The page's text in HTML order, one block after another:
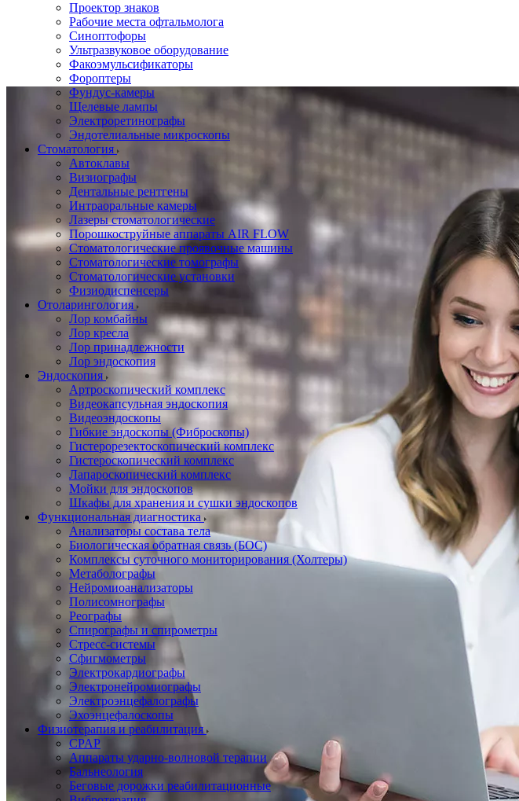
Проектор знаков
Рабочие места офтальмолога
Синоптофоры
Ультразвуковое оборудование
Факоэмульсификаторы
Фороптеры
Фундус-камеры
Щелевые лампы
Электроретинографы
Эндотелиальные микроскопы
Стоматология
Автоклавы
Визиографы
Дентальные рентгены
Интраоральные камеры
Лазеры стоматологические
Порошкоструйные аппараты AIR FLOW
Стоматологические проявочные машины
Стоматологические томографы
Стоматологические установки
Физиодиспенсеры
Отоларингология
Лор комбайны
Лор кресла
Лор принадлежности
Лор эндоскопия
Эндоскопия
Артроскопический комплекс
Видеокапсульная эндоскопия
Видеоэндоскопы
Гибкие эндоскопы (Фиброcкопы)
Гистерорезектоскопический комплекс
Гистероскопический комплекс
Лапароскопический комплекс
Мойки для эндоскопов
Шкафы для хранения и сушки эндоскопов
Функциональная диагностика
Анализаторы состава тела
Биологическая обратная связь (БОС)
Комплексы суточного мониторирования (Холтеры)
Метаболографы
Нейромиоанализаторы
Полисомнографы
Реографы
Спирографы и спирометры
Стресс-системы
Сфигмометры
Электрокардиографы
Электронейромиографы
Электроэнцефалографы
Эхоэнцефалоскопы
Физиотерапия и реабилитация
CPAP
Аппараты ударно-волновой терапии
Бальнеология
Беговые дорожки реабилитационные